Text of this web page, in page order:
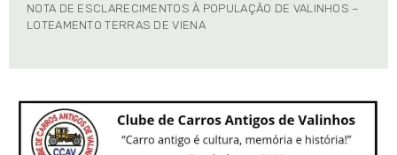
NOTA DE ESCLARECIMENTOS À POPULAÇÃO DE VALINHOS –
LOTEAMENTO TERRAS DE VIENA